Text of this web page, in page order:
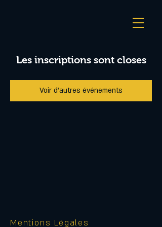
Les inscriptions sont closes
Voir d'autres événements
Mentions Légales